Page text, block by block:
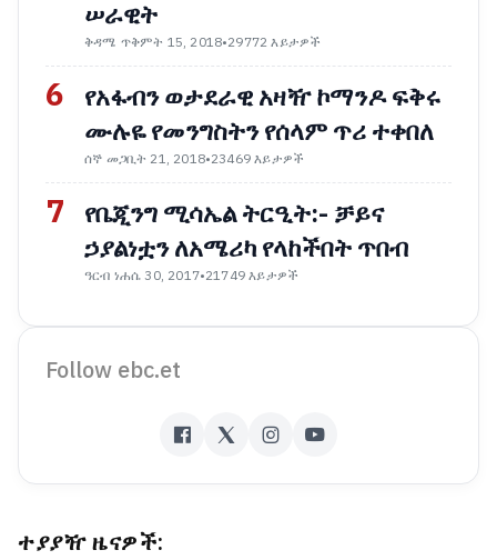
ሠራዊት
ቅዳሜ ጥቅምት 15, 2018•29772 እይታዎች
6
የአፋብን ወታደራዊ አዛዥ ኮማንዶ ፍቅሩ
ሙሉዬ የመንግስትን የሰላም ጥሪ ተቀበለ
ሰኞ መጋቢት 21, 2018•23469 እይታዎች
7
የቤጂንግ ሚሳኤል ትርዒት:- ቻይና
ኃያልነቷን ለአሜሪካ የላከችበት ጥበብ
ዓርብ ነሐሴ 30, 2017•21749 እይታዎች
Follow ebc.et
ተያያዥ ዜናዎች: